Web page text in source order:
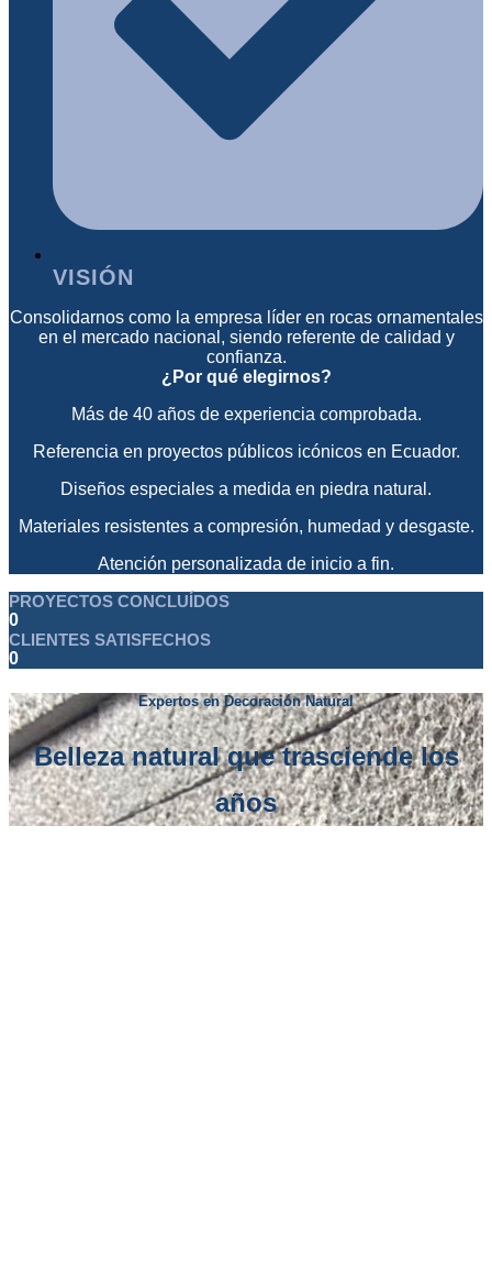
VISIÓN
Consolidarnos como la empresa líder en rocas ornamentales
en el mercado nacional, siendo referente de calidad y
confianza.
¿Por qué elegirnos?
Más de 40 años de experiencia comprobada.
Referencia en proyectos públicos icónicos en Ecuador.
Diseños especiales a medida en piedra natural.
Materiales resistentes a compresión, humedad y desgaste.
Atención personalizada de inicio a fin.
PROYECTOS CONCLUÍDOS
0
CLIENTES SATISFECHOS
0
Expertos en Decoración Natural
Belleza natural que trasciende los
años